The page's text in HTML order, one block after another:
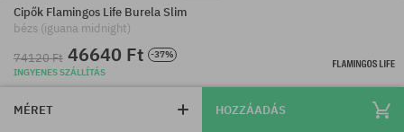
Cipők Flamingos Life Burela Slim
bézs (iguana midnight)
74120 Ft 46640 Ft
-37%
INGYENES SZÁLLÍTÁS
MÉRET HOZZÁADÁS